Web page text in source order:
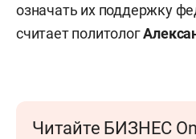
означать их поддержку
считает политолог
Читайте БИЗНЕС